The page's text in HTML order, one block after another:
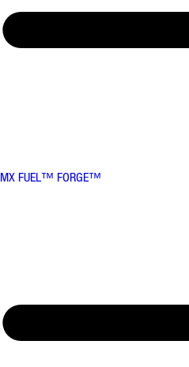
MX FUEL™ FORGE™